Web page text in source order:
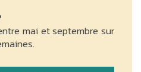
mai et septembre sur